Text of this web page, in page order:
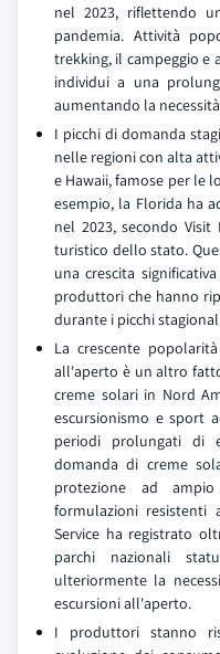
nel 2023, riflettendo
pandemia. Attività
trekking, il campeggio
individui a una
aumentando la
I picchi di domanda
nelle regioni con alta
e Hawaii, famose per le
esempio, la Florida ha
nel 2023, secondo
turistico dello stato.
una crescita
produttori che hanno
durante i picchi
La crescente
all'aperto è un altro
creme solari in Nord
escursionismo e sport
periodi prolungati di
domanda di creme
protezione ad
formulazioni
Service ha registrato
parchi nazionali
ulteriormente la
escursioni all'aperto.
I produttori stanno